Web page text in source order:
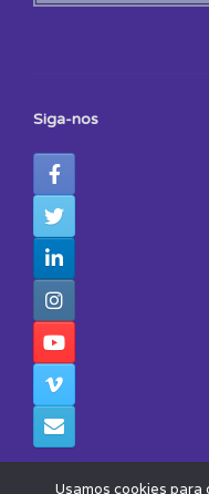
Siga-nos
Usamos cookies